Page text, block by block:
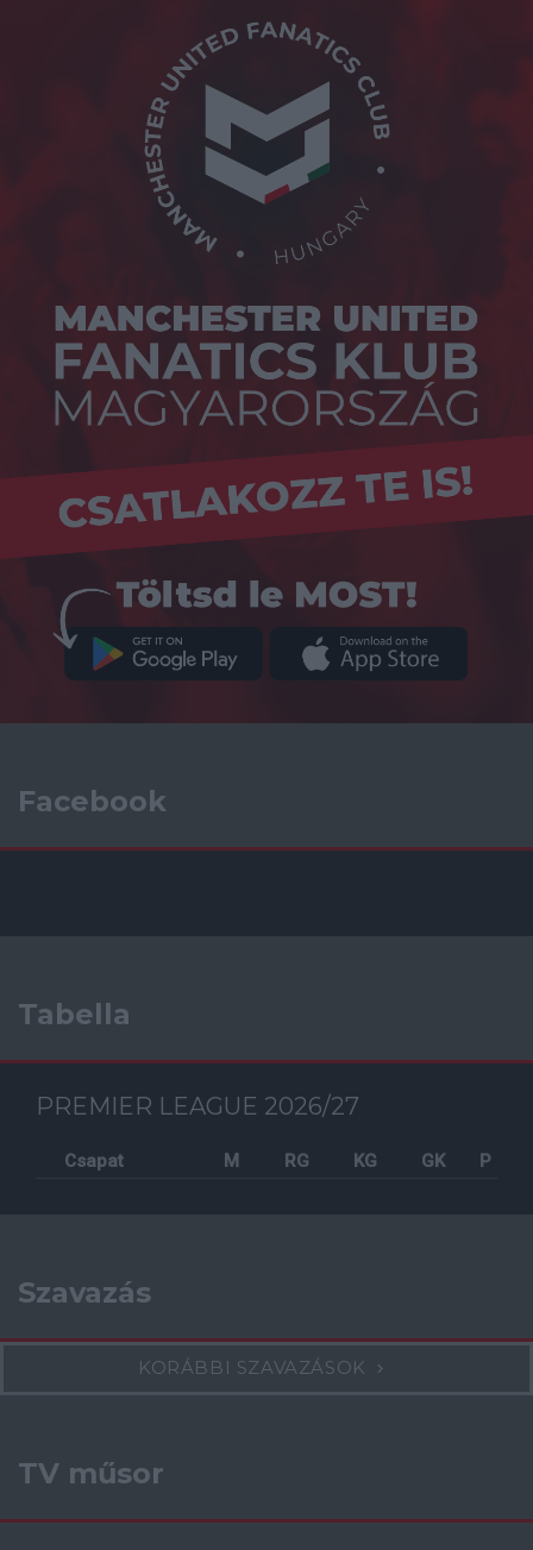
Facebook
Tabella
PREMIER LEAGUE 2026/27
Csapat M RG KG GK P
Szavazás
KORÁBBI SZAVAZÁSOK
TV műsor